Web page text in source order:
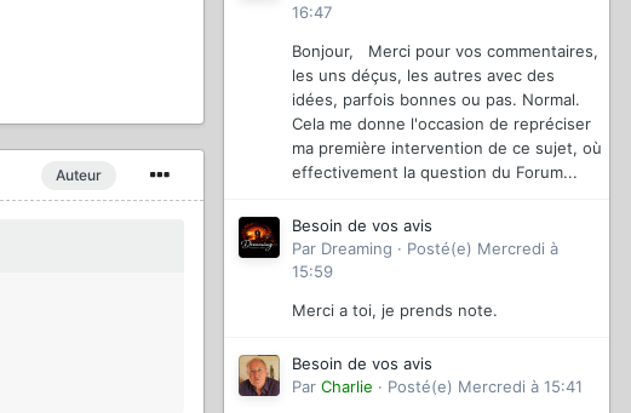
Auteur
16:47
Bonjour, Merci pour vos commentaires,
les uns déçus, les autres avec des
idées, parfois bonnes ou pas. Normal.
Cela me donne l'occasion de repréciser
ma première intervention de ce sujet, où
effectivement la question du Forum...
Besoin de vos avis
Par Dreaming · Posté(e) Mercredi à
15:59
Merci a toi, je prends note.
Besoin de vos avis
Par Charlie · Posté(e) Mercredi à 15:41